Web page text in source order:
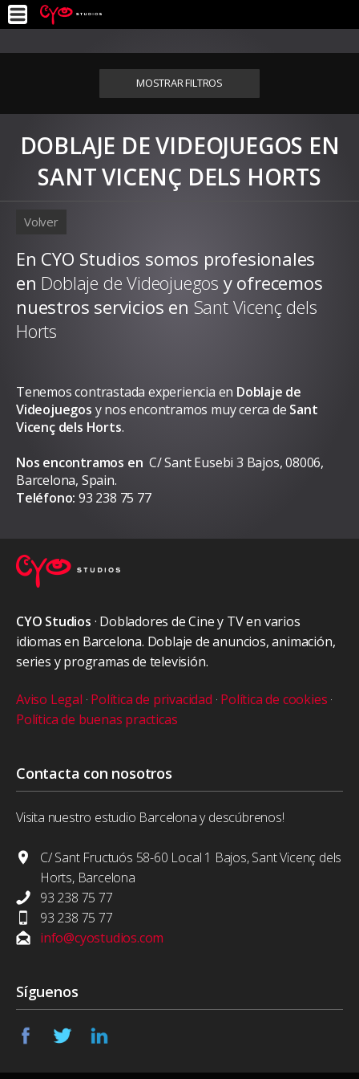
MOSTRAR FILTROS
DOBLAJE DE VIDEOJUEGOS EN
SANT VICENÇ DELS HORTS
Volver
En CYO Studios somos profesionales
en Doblaje de Videojuegos y ofrecemos
nuestros servicios en Sant Vicenç dels
Horts
Tenemos contrastada experiencia en Doblaje de
Videojuegos y nos encontramos muy cerca de Sant
Vicenç dels Horts.
Nos encontramos en C/ Sant Eusebi 3 Bajos, 08006,
Barcelona, Spain.
Teléfono: 93 238 75 77
CYO Studios · Dobladores de Cine y TV en varios
idiomas en Barcelona. Doblaje de anuncios, animación,
series y programas de televisión.
Aviso Legal · Política de privacidad · Política de cookies ·
Política de buenas practicas
Contacta con nosotros
Visita nuestro estudio Barcelona y descúbrenos!
C/ Sant Fructuós 58-60 Local 1 Bajos, Sant Vicenç dels
Horts, Barcelona
93 238 75 77
93 238 75 77
info@cyostudios.com
Síguenos